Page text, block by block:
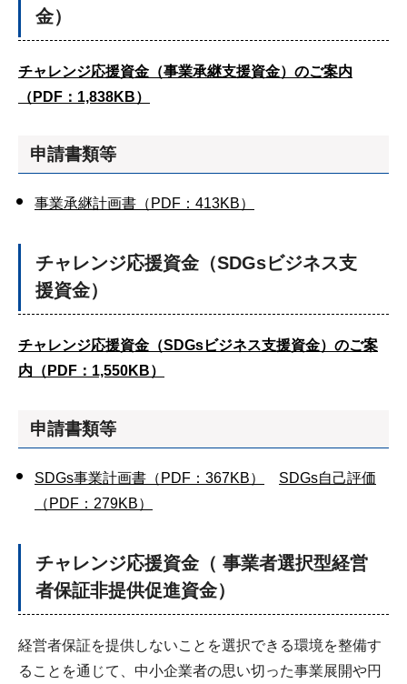
金）
チャレンジ応援資金（事業承継支援資金）のご案内
（PDF：1,838KB）
申請書類等
事業承継計画書（PDF：413KB）
チャレンジ応援資金（SDGsビジネス支
援資金）
チャレンジ応援資金（SDGsビジネス支援資金）のご案
内（PDF：1,550KB）
申請書類等
SDGs事業計画書（PDF：367KB）
SDGs自己評価
（PDF：279KB）
チャレンジ応援資金（ 事業者選択型経営
者保証非提供促進資金）
経営者保証を提供しないことを選択できる環境を整備す
ることを通じて、中小企業者の思い切った事業展開や円